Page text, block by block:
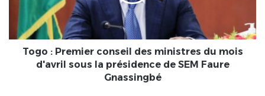
mois
d'avril
Togo : Premier conseil des ministres du mois
d'avril sous la présidence de SEM Faure
Gnassingbé